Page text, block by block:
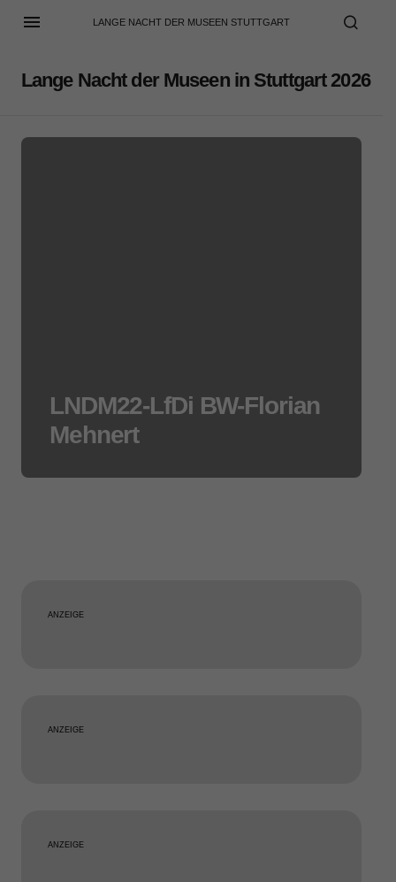
LANGE NACHT DER MUSEEN STUTTGART
Lange Nacht der Museen in Stuttgart 2026
LNDM22-LfDi BW-Florian
Mehnert
ANZEIGE
ANZEIGE
ANZEIGE